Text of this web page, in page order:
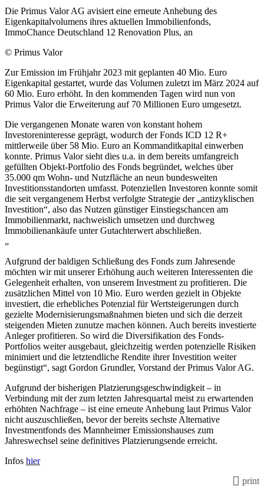
Die Primus Valor AG avisiert eine erneute Anhebung des
Eigenkapitalvolumens ihres aktuellen Immobilienfonds,
ImmoChance Deutschland 12 Renovation Plus, an
© Primus Valor
Zur Emission im Frühjahr 2023 mit geplanten 40 Mio. Euro
Eigenkapital gestartet, wurde das Volumen zuletzt im März 2024 auf
60 Mio. Euro erhöht. In den kommenden Tagen wird nun von
Primus Valor die Erweiterung auf 70 Millionen Euro umgesetzt.
Die vergangenen Monate waren von konstant hohem
Investoreninteresse geprägt, wodurch der Fonds ICD 12 R+
mittlerweile über 58 Mio. Euro an Kommanditkapital einwerben
konnte. Primus Valor sieht dies u.a. in dem bereits umfangreich
gefüllten Objekt-Portfolio des Fonds begründet, welches über
35.000 qm Wohn- und Nutzfläche an neun bundesweiten
Investitionsstandorten umfasst. Potenziellen Investoren konnte somit
die seit vergangenem Herbst verfolgte Strategie der „antizyklischen
Investition“, also das Nutzen günstiger Einstiegschancen am
Immobilienmarkt, nachweislich umsetzen und durchweg
Immobilienankäufe unter Gutachterwert abschließen.
„
Aufgrund der baldigen Schließung des Fonds zum Jahresende
möchten wir mit unserer Erhöhung auch weiteren Interessenten die
Gelegenheit erhalten, von unserem Investment zu profitieren. Die
zusätzlichen Mittel von 10 Mio. Euro werden gezielt in Objekte
investiert, die erhebliches Potenzial für Wertsteigerungen durch
gezielte Modernisierungsmaßnahmen bieten und sich die derzeit
steigenden Mieten zunutze machen können. Auch bereits investierte
Anleger profitieren. So wird die Diversifikation des Fonds-
Portfolios weiter ausgebaut, gleichzeitig werden potenzielle Risiken
minimiert und die letztendliche Rendite ihrer Investition weiter
begünstigt“, sagt Gordon Grundler, Vorstand der Primus Valor AG.
Aufgrund der bisherigen Platzierungsgeschwindigkeit – in
Verbindung mit der zum letzten Jahresquartal meist zu erwartenden
erhöhten Nachfrage – ist eine erneute Anhebung laut Primus Valor
nicht auszuschließen, bevor der bereits sechste Alternative
Investmentfonds des Mannheimer Emissionshauses zum
Jahreswechsel seine definitives Platzierungsende erreicht.
Infos hier
print